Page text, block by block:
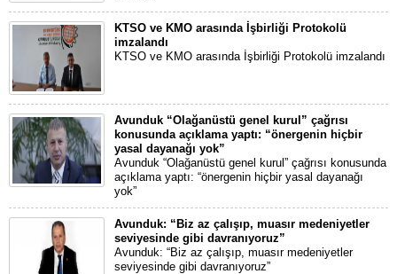
KTSO ve KMO arasında İşbirliği Protokolü
imzalandı
KTSO ve KMO arasında İşbirliği Protokolü imzalandı
Avunduk “Olağanüstü genel kurul” çağrısı
konusunda açıklama yaptı: “önergenin hiçbir
yasal dayanağı yok”
Avunduk “Olağanüstü genel kurul” çağrısı konusunda
açıklama yaptı: “önergenin hiçbir yasal dayanağı
yok”
Avunduk: “Biz az çalışıp, muasır medeniyetler
seviyesinde gibi davranıyoruz”
Avunduk: “Biz az çalışıp, muasır medeniyetler
seviyesinde gibi davranıyoruz”